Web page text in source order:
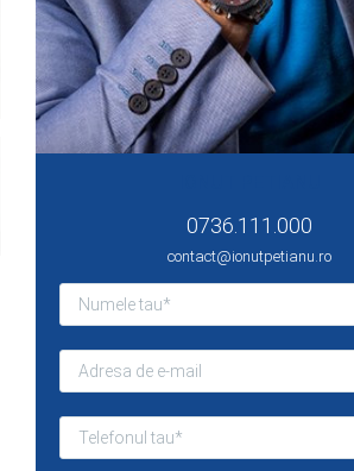
0736.111.000
contact@ionutpetianu.ro